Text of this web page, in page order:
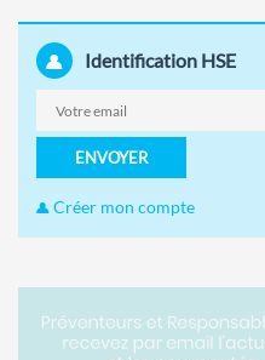
Identification HSE
ENVOYER
Créer mon compte